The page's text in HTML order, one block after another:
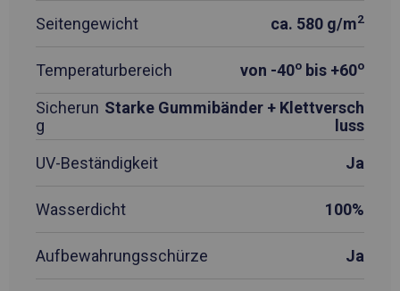
Seitengewicht ca. 580 g/m2
Temperaturbereich von -40o bis +60o
Sicherun
g
Starke Gummibänder + Klettversch
luss
UV-Beständigkeit
Ja
Wasserdicht 100%
Aufbewahrungsschürze Ja